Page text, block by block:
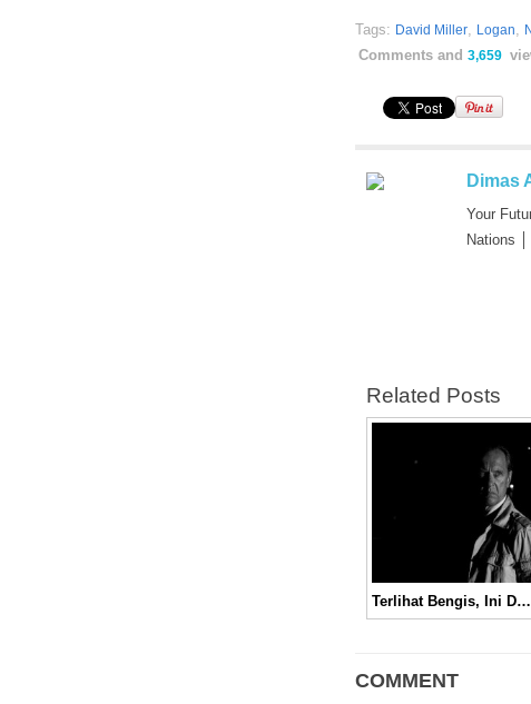
Tags: David Miller, Logan,
Comments and 3,659
Dimas
Your
Nations
Related Posts
Terlihat Bengis, Ini Dia Penampilan Musuh “Wolverine”
COMMENT